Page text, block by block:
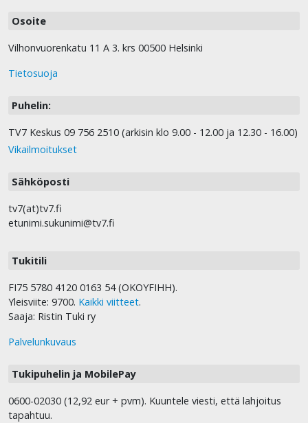
Osoite
Vilhonvuorenkatu 11 A 3. krs 00500 Helsinki
Tietosuoja
Puhelin:
TV7 Keskus 09 756 2510 (arkisin klo 9.00 - 12.00 ja 12.30 - 16.00)
Vikailmoitukset
Sähköposti
tv7(at)tv7.fi
etunimi.sukunimi@tv7.fi
Tukitili
FI75 5780 4120 0163 54 (OKOYFIHH).
Yleisviite: 9700. Kaikki viitteet.
Saaja: Ristin Tuki ry
Palvelunkuvaus
Tukipuhelin ja MobilePay
0600-02030 (12,92 eur + pvm). Kuuntele viesti, että lahjoitus
tapahtuu.